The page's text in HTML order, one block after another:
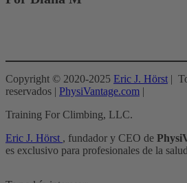
Copyright © 2020-2025 Eric J. Hörst |
reservados | PhysiVantage.com |
Training For Climbing, LLC.
Eric J. Hörst , fundador y CEO de
es exclusivo para profesionales de la